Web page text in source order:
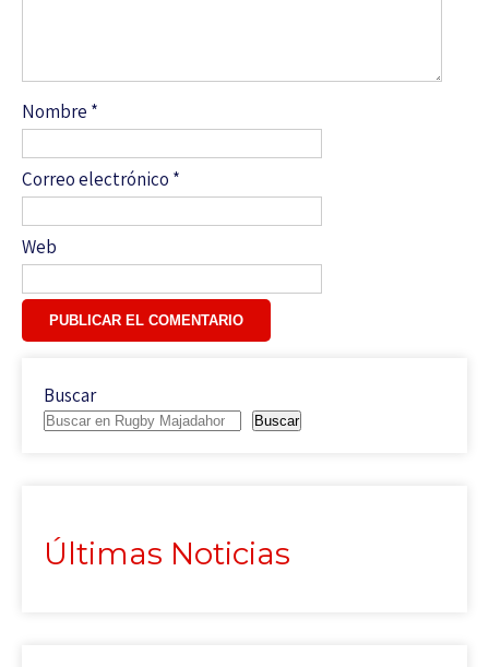
Nombre *
Correo electrónico *
Web
Buscar
Buscar
Últimas Noticias